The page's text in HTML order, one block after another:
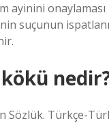
ayinini
suçunun
Sözlük. Türkçe-